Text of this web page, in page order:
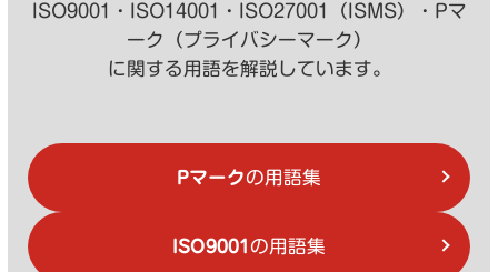
ISO9001・ISO14001・ISO27001（ISMS）・Pマ
ーク（プライバシーマーク）
に関する用語を解説しています。
Pマークの用語集
ISO9001 の用語集